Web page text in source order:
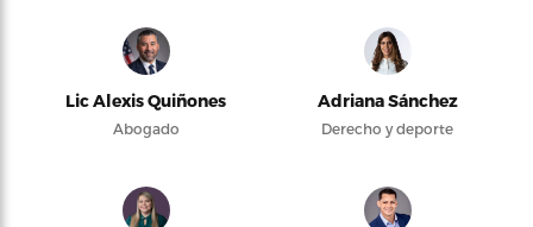
Lic Alexis Quiñones
Abogado
Adriana Sánchez
Derecho y deporte